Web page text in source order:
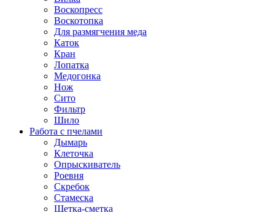
Воскопресс
Воскотопка
Для размягчения меда
Каток
Кран
Лопатка
Медогонка
Нож
Сито
Фильтр
Шило
Работа с пчелами
Дымарь
Клеточка
Опрыскиватель
Роевня
Скребок
Стамеска
Щетка-сметка